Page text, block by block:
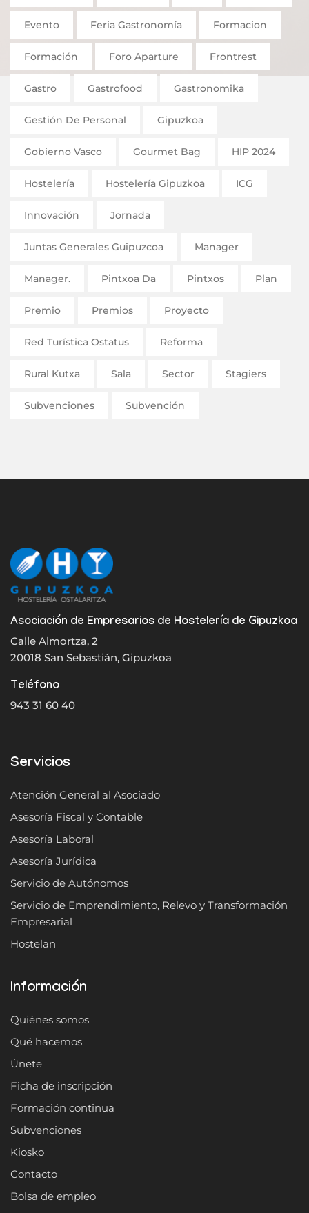
Evento Feria Gastronomía Formacion
Formación Foro Aparture Frontrest
Gastro Gastrofood Gastronomika
Gestión De Personal Gipuzkoa
Gobierno Vasco Gourmet Bag HIP 2024
Hostelería Hostelería Gipuzkoa ICG
Innovación Jornada
Juntas Generales Guipuzcoa Manager
Manager. Pintxoa Da Pintxos Plan
Premio Premios Proyecto
Red Turística Ostatus Reforma
Rural Kutxa Sala Sector Stagiers
Subvenciones Subvención
Asociación de Empresarios de Hostelería de Gipuzkoa
Calle Almortza, 2
20018 San Sebastián, Gipuzkoa
Teléfono
943 31 60 40
Servicios
Atención General al Asociado
Asesoría Fiscal y Contable
Asesoría Laboral
Asesoría Jurídica
Servicio de Autónomos
Servicio de Emprendimiento, Relevo y Transformación
Empresarial
Hostelan
Información
Quiénes somos
Qué hacemos
Únete
Ficha de inscripción
Formación continua
Subvenciones
Kiosko
Contacto
Bolsa de empleo